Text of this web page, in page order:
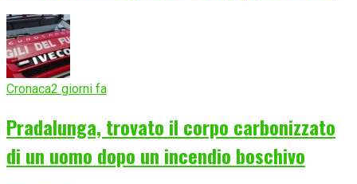
Cronaca2 giorni fa
Pradalunga, trovato il corpo carbonizzato
di un uomo dopo un incendio boschivo